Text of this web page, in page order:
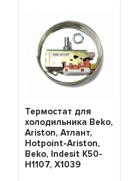
Термостат для
холодильника Beko,
Ariston, Атлант,
Hotpoint-Ariston,
Beko, Indesit K50-
H1107, Х1039